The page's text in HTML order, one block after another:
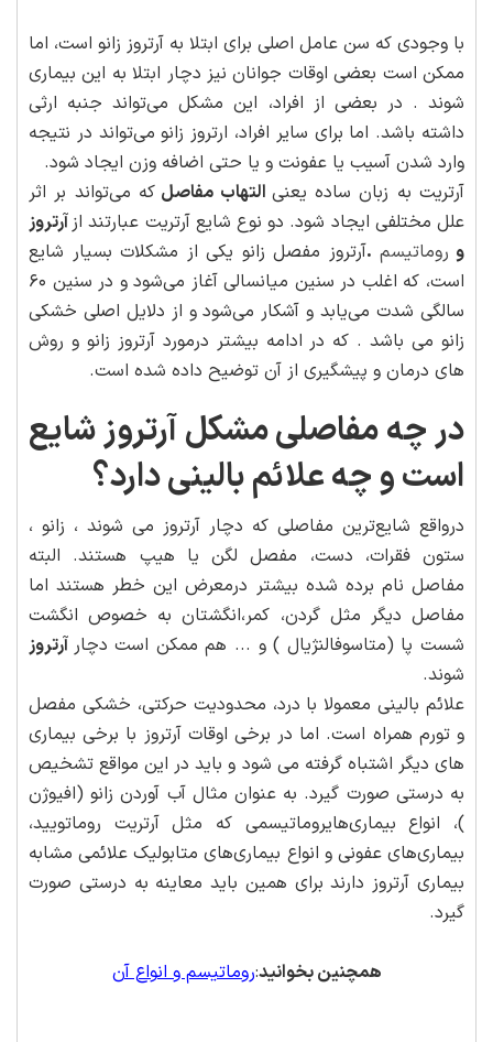
با وجودی که سن عامل اصلی برای ابتلا به آرتروز زانو است، اما
ممکن است بعضی اوقات جوانان نیز دچار ابتلا به این بیماری
شوند . در بعضی از افراد، این مشکل می‌تواند جنبه ارثی
داشته باشد. اما برای سایر افراد، ارتروز زانو می‌تواند در نتیجه
وارد شدن آسیب یا عفونت و یا حتی اضافه وزن ایجاد شود.
آرتریت به زبان ساده یعنی التهاب مفاصلکه می‌تواند بر اثر
علل مختلفی ایجاد شود. دو نوع شایع آرتریت عبارتند ازآرتروز
و روماتیسم .آرتروز مفصل زانو یکی از مشکلات بسیار شایع
است، که اغلب در سنین میانسالی آغاز می‌شود و در سنین ۶۰
سالگی شدت می‌یابد و آشکار می‌شود و از دلایل اصلی خشکی
زانو می باشد . که در ادامه بیشتر درمورد آرتروز زانو و روش
های درمان و پیشگیری از آن توضیح داده شده است.
در چه مفاصلی مشکل آرتروز شایع
است و چه علائم بالینی دارد؟
درواقع شایع‌ترین مفاصلی که دچار آرتروز می شوند ، زانو ،
ستون فقرات، دست، مفصل لگن یا هیپ هستند. البته
مفاصل نام برده شده بیشتر درمعرض این خطر هستند اما
مفاصل دیگر مثل گردن، کمر،انگشتان به خصوص انگشت
شست پا (متاسوفالنژیال ) و ... هم ممکن است دچار آرتروز
شوند.
علائم بالینی معمولا با درد، محدودیت حرکتی، خشکی مفصل
و تورم همراه است. اما در برخی اوقات آرتروز با برخی بیماری
های دیگر اشتباه گرفته می شود و باید در این مواقع تشخیص
به درستی صورت گیرد. به عنوان مثال آب آوردن زانو (افیوژن
)، انواع بیماری‌هایروماتیسمی که مثل آرتریت روماتویید،
بیماری‌های عفونی و انواع بیماری‌های متابولیک علائمی مشابه
بیماری آرتروز دارند برای همین باید معاینه به درستی صورت
گیرد.
همچنین بخوانید:روماتیسم و انواع آن